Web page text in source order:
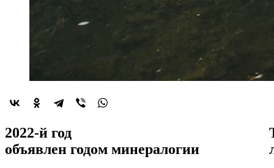
2022-й год
объявлен годом минералогии